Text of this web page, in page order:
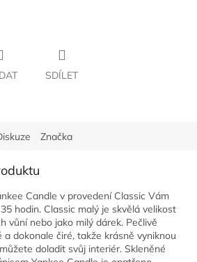
SDÍLET
Značka
Candle v provedení Classic Vám
hodin. Classic malý je skvělá velikost
vůní nebo jako milý dárek. Pečlivě
a dokonale čiré, takže krásně vyniknou
doladit svůj interiér. Skleněné